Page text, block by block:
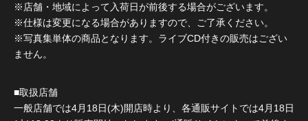
※店舗・地域によって入荷日が前後する場合がございます。
※仕様は変更になる場合がありますので、ご了承ください。
※写真集単体の商品となります。ライブCD付きの販売はござい
ません。
■取扱店舗
一般店舗では4月18日(木)開店時より、各通販サイトでは4月18日